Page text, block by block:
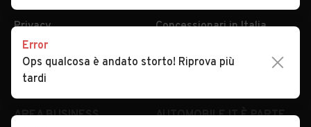
Privacy
Impostazioni Privacy
Security
Concessionari in Italia
Valutazione auto
AREA BUSINESS
AUTOMOBILE.IT È PARTE
Error
Ops qualcosa è andato storto! Riprova più
tardi